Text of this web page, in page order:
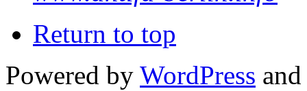
Return to top
Powered by WordPress